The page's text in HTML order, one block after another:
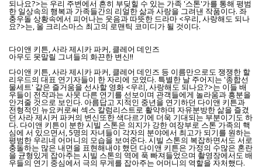
되나요?>는 우리 주변에서 흔히 부딪힐 수 있는 가족 '스톤'가를 통해 평범
한 일상속의 행복과 가족들간의 리얼한 삶과 사랑을 그려낸 작품이다. 좌
충우돌 상황속에서 피어나는 웃음과 따뜻한 드라마 <우리, 사랑해도 되나
요?>는, 올 크리스마스 최고의 로맨틱 코미디가 될 것이다.
다이앤 키튼, 사라 제시카 파커, 클레어 데인즈
아무도 못말릴 그녀들의 화끈한 변신!!
다이앤 키튼, 사라 제시카 파커, 클레어 데인즈 등 이름만으로도 쟁쟁한 할
리우드의 대표 연기자들이 한 자리에 모였다. 특별한 날 주어지는 '종합선
물세트' 같은 즐거움을 선사할 영화 <우리, 사랑해도 되나요?>는 이들 배
우들이 전작과는 사뭇 다른 연기를 선보이며 관객들에게 놀라움과 흥분을
안겨줄 것으로 보인다. 아름답고 지적인 중년을 연기하던 다이앤 키튼과
전형적인 뉴요커로써 섹스 칼럼리스트로 활약하며 자유분방한 삶을 즐겼
던 사라 제시커 파커의 변신또한 색다르기에 더욱 기대되는 부분이기도 하
다. 다이앤 키튼이 분한 시빌 스톤은 의지가 강한 여장부로 스톤 가족의 핵
심에 서 있으면서, 5명의 자녀들이 각자의 분야에서 최고가 되기를 원하는
평범한 우리네 어머니의 모습을 보여준다. 시빌 스톤의 복잡하면서도 서로
충돌하는 많은 내면을 표현해내야 했던 다이앤 키튼은 가정의 수많은 혼란
을 균형있게 잡아주는 시빌 스톤의 역에 푹 빠져들었으며 촬영장에서도 배
우들의 연기 중심에서 극의 무게를 잡아주는 어머니의 역할을 자처했다.